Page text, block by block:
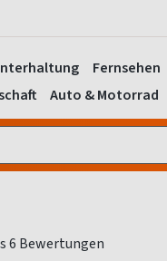
Fernsehen
Auto & Motorrad